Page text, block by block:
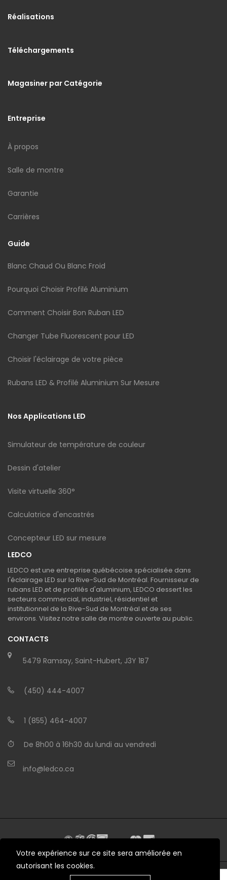
Réalisations
Téléchargements
Magasiner par Catégorie
Entreprise
À propos
Salle de montre
Garantie
Carrières
Guide
Blanc Chaud Ou Blanc Froid
Pourquoi Choisir Profilé Aluminium
Comment Choisir Bon Ruban LED
Changer Tube Fluorescent pour LED
Choisir l'éclairage de votre pièce
Rubans LED & Profilé Aluminium Sur Mesure
Nos Applications LED
Simulateur de température de couleur
Dessin d'atelier
Visite virtuelle 360°
Calculatrice d'encastrés
Concepteur LED sur mesure
LEDCO
LEDCO est une entreprise québécoise spécialisée dans
l'éclairage LED sur la Rive-Sud de Montréal. Fournisseur de
rubans LED et de profilés d'aluminium, LEDCO dessert les
secteurs commercial, industriel, résidentiel et
institutionnel de la Rive-Sud de Montréal et de ses
environs. Visitez notre salle de montre ouverte au public.
CONTACTS
5479 Ramsay, Saint-Hubert, J3Y 1B7
(450) 444-4007
1 (855) 464-4007
De 8h00 à 16h30 du lundi au vendredi
info@ledco.ca
Votre expérience sur ce site sera améliorée en
autorisant les cookies.